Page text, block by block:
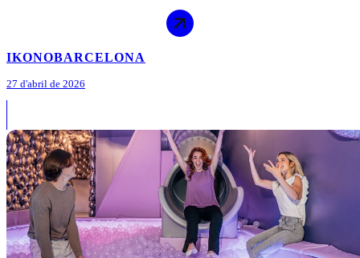
IKONOBARCELONA
27 d'abril de 2026